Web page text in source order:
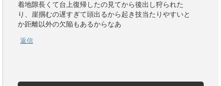
着地隙長くて台上復帰したの見てから後出し狩られた
り、崖掴むの遅すぎて頭出るから起き技当たりやすいと
か距離以外の欠陥もあるからなあ
返信